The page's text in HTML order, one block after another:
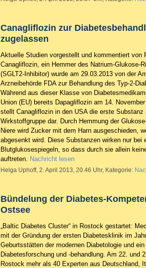
Canagliflozin zur
zugelassen
Aktuelle Studien vorgestellt und kommentiert von
Canagliflozin, ein Hemmer des Natrium-Glukose-
(SGLT2-Inhibitor) wurde am 29.03.2013 von der
Arzneibehörde FDA zur Behandlung des Typ-2-
Während aus dieser Klasse von
Union (EU) bereits Dapagliflozin am 14.
stellt Canagliflozin in den USA die erste Substanz
Wirkstoffgruppe dar. Durch Hemmung der
Niere wird Zucker mit dem Harn ausgeschieden,
abgesenkt wird. Diese Substanzen wirken nur bei
Blutglukosespiegeln, so dass durch sie allein
auftreten. Nachricht lesen
Helga Uphoff, 2. April 2013, 20.46 Uhr, Kategorie:
Bündelung der Diabetes-
Ostsee
„Baltic Diabetes Cluster“ in Rostock gestartet:
mit der Gründung der ersten Diabetesklinik im
Geburtsstätten der modernen Diabetologie und
Diabetesforschung und -behandlung. Am 22. und
Rostock mehr als 40 Experten aus Deutschland,